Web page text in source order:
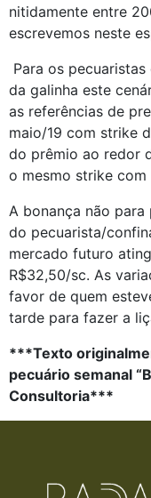
nitidamente entre
escrevemos neste
Para os
da galinha este
as referências de
maio/19 com strike
do prêmio ao redor
o mesmo strike com
A bonança não para
do pecuarista/
mercado futuro
R$32,50/sc. As
favor de quem
tarde para fazer a
***Texto
pecuário semanal
Consultoria***